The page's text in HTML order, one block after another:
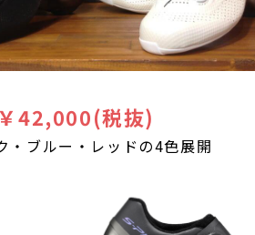
42,000(税抜)
・ブルー・レッドの4色展開